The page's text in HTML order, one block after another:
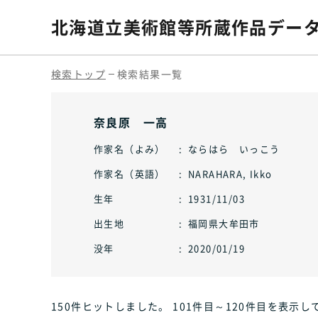
北海道立美術館等所蔵作品デー
検索トップ 検索結果一覧
奈良原 一高
作家名（よみ）
ならはら いっこう
作家名（英語）
NARAHARA, Ikko
生年
1931/11/03
出生地
福岡県大牟田市
没年
2020/01/19
150件ヒット しました。 101件目～120件目 を表示し